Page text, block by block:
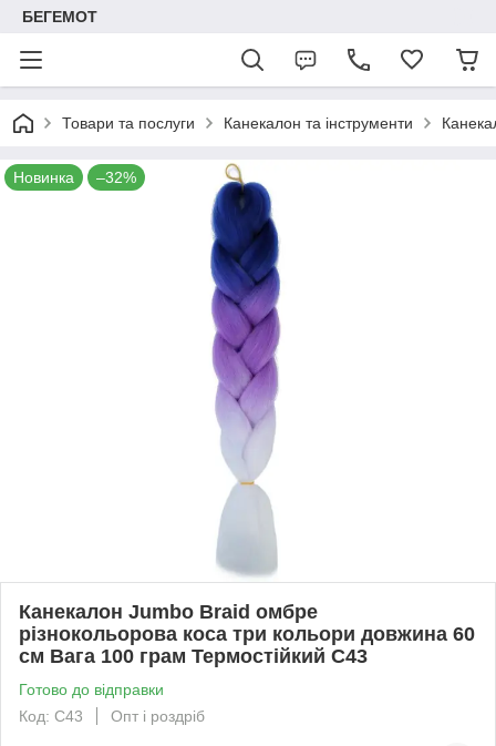
БЕГЕМОТ
Товари та послуги Канекалон та інструменти
Новинка –32%
Канекалон Jumbo Braid омбре
різнокольорова коса три кольори довжина 60
см Вага 100 грам Термостійкий C43
Готово до відправки
Код: C43
Опт і роздріб